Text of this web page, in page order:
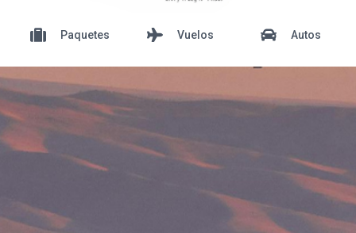
Paquetes Vuelos Autos